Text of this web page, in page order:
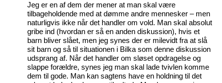
Jeg er en af dem der mener at man skal være
tilbageholdende med at dømme andre mennesker – men
naturligvis ikke når det handler om vold. Man skal absolut
gribe ind (hvordan er så en anden diskussion), hvis et
barn bliver slået, men jeg synes der er milevidt fra at slå
sit barn og så til situationen i Bilka som denne diskussion
udsprang af. Når det handler om sløset opdragelse og
slappe forældre, synes jeg man skal lade tvivlen komme
dem til gode. Man kan sagtens have en holdning til det